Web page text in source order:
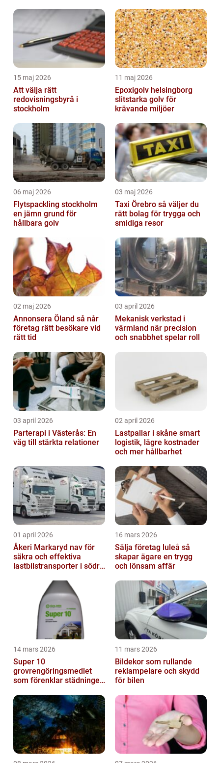
15 maj 2026
Att välja rätt
redovisningsbyrå i
stockholm
11 maj 2026
Epoxigolv helsingborg
slitstarka golv för
krävande miljöer
06 maj 2026
Flytspackling stockholm
en jämn grund för
hållbara golv
03 maj 2026
Taxi Örebro så väljer du
rätt bolag för trygga och
smidiga resor
02 maj 2026
Annonsera Öland så når
företag rätt besökare vid
rätt tid
03 april 2026
Mekanisk verkstad i
värmland när precision
och snabbhet spelar roll
03 april 2026
Parterapi i Västerås: En
väg till stärkta relationer
02 april 2026
Lastpallar i skåne smart
logistik, lägre kostnader
och mer hållbarhet
01 april 2026
Åkeri Markaryd nav för
säkra och effektiva
lastbilstransporter i södra
16 mars 2026
Sälja företag luleå så
skapar ägare en trygg
och lönsam affär
14 mars 2026
Super 10
grovrengöringsmedlet
som förenklar städningen
11 mars 2026
Bildekor som rullande
reklampelare och skydd
för bilen